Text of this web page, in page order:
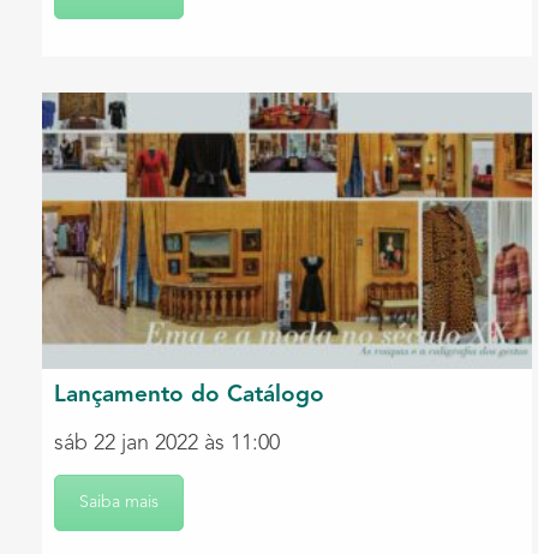
Lançamento do Catálogo
sáb 22 jan 2022 às 11:00
Saiba mais